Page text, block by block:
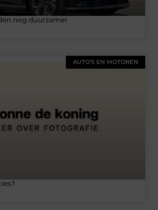
nog duurzamer
AUTO'S EN MOTOREN